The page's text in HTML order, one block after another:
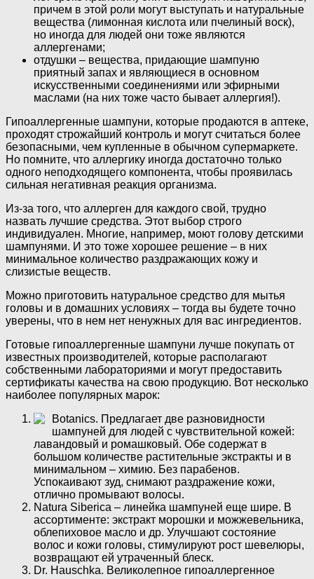
причем в этой роли могут выступать и натуральные
вещества (лимонная кислота или пчелиный воск),
но иногда для людей они тоже являются
аллергенами;
отдушки – вещества, придающие шампуню
приятный запах и являющиеся в основном
искусственными соединениями или эфирными
маслами (на них тоже часто бывает аллергия!).
Гипоаллергенные шампуни, которые продаются в аптеке,
проходят строжайший контроль и могут считаться более
безопасными, чем купленные в обычном супермаркете.
Но помните, что аллергику иногда достаточно только
одного неподходящего компонента, чтобы проявилась
сильная негативная реакция организма.
Из-за того, что аллерген для каждого свой, трудно
назвать лучшие средства. Этот выбор строго
индивидуален. Многие, например, моют голову детскими
шампунями. И это тоже хорошее решение – в них
минимальное количество раздражающих кожу и
слизистые веществ.
Можно приготовить натуральное средство для мытья
головы и в домашних условиях – тогда вы будете точно
уверены, что в нем нет ненужных для вас ингредиентов.
Готовые гипоаллергенные шампуни лучше покупать от
известных производителей, которые располагают
собственными лабораториями и могут предоставить
сертификаты качества на свою продукцию. Вот несколько
наиболее популярных марок:
Botanics. Предлагает две разновидности
шампуней для людей с чувствительной кожей:
лавандовый и ромашковый. Обе содержат в
большом количестве растительные экстракты и в
минимальном – химию. Без парабенов.
Успокаивают зуд, снимают раздражение кожи,
отлично промывают волосы.
Natura Siberica – линейка шампуней еще шире. В
ассортименте: экстракт морошки и можжевельника,
облепиховое масло и др. Улучшают состояние
волос и кожи головы, стимулируют рост шевелюры,
возвращают ей утраченный блеск.
Dr. Hauschka. Великолепное гипоаллергенное